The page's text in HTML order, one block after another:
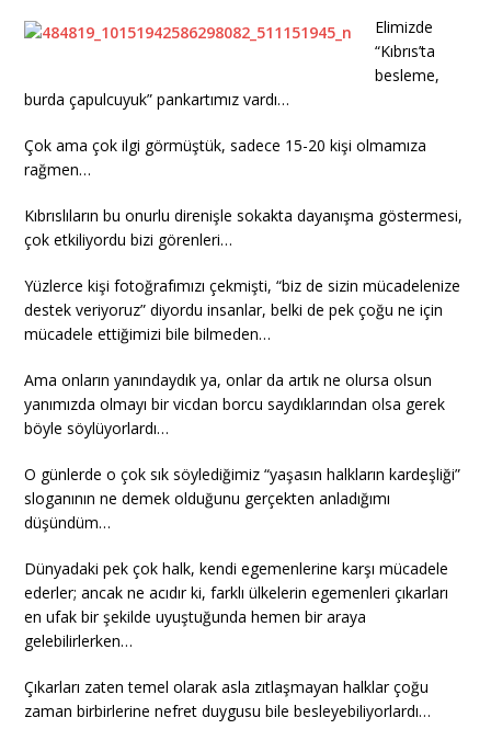
Elimizde
“Kıbrıs’ta
besleme,
burda çapulcuyuk” pankartımız vardı…
Çok ama çok ilgi görmüştük, sadece 15-20 kişi olmamıza
rağmen…
Kıbrıslıların bu onurlu direnişle sokakta dayanışma göstermesi,
çok etkiliyordu bizi görenleri…
Yüzlerce kişi fotoğrafımızı çekmişti, “biz de sizin mücadelenize
destek veriyoruz” diyordu insanlar, belki de pek çoğu ne için
mücadele ettiğimizi bile bilmeden…
Ama onların yanındaydık ya, onlar da artık ne olursa olsun
yanımızda olmayı bir vicdan borcu saydıklarından olsa gerek
böyle söylüyorlardı…
O günlerde o çok sık söylediğimiz “yaşasın halkların kardeşliği”
sloganının ne demek olduğunu gerçekten anladığımı
düşündüm…
Dünyadaki pek çok halk, kendi egemenlerine karşı mücadele
ederler; ancak ne acıdır ki, farklı ülkelerin egemenleri çıkarları
en ufak bir şekilde uyuştuğunda hemen bir araya
gelebilirlerken…
Çıkarları zaten temel olarak asla zıtlaşmayan halklar çoğu
zaman birbirlerine nefret duygusu bile besleyebiliyorlardı…